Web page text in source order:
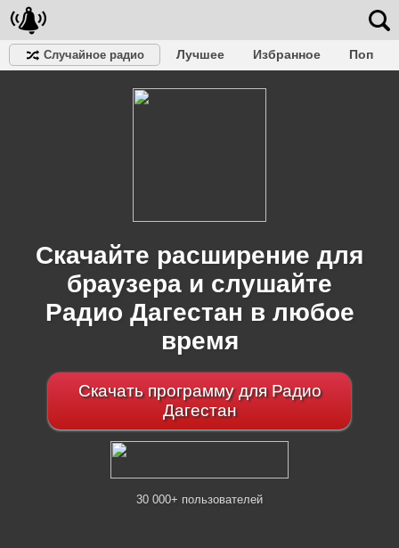
Случайное радио Лучшее Избранное
Поп
Рэп
Скачайте расширение для
браузера и слушайте
Радио Дагестан в любое
время
Скачать программу для Радио
Дагестан
30 000+ пользователей